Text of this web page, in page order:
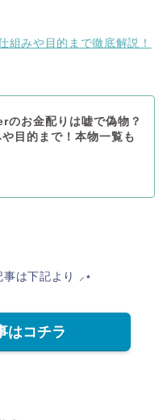
組みや目的まで徹底解説！
のお金配りは嘘で偽物？
目的まで！本物一覧も
は下記より ⸝⋆
はコチラ